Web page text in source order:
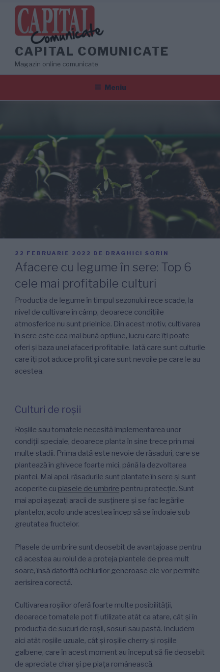
conținut
CAPITAL COMUNICATE
Magazin online comunicate
Meniu
PUBLICAT
PE
22 FEBRUARIE 2022 DE DRAGHICI SORIN
Afacere cu legume în sere: Top 6
cele mai profitabile culturi
Producția de legume în timpul sezonului rece scade, la
nivel de cultivare în câmp, deoarece condițiile
atmosferice nu sunt prielnice. Din acest motiv, cultivarea
în sere este cea mai bună opțiune, lucru care îți poate
oferi și baza unei afaceri profitabile. Iată care sunt culturile
care îți pot aduce profit și care sunt nevoile pe care le au
acestea.
Culturi de roșii
Roșiile sau tomatele necesită implementarea unor
condiții speciale, deoarece planta în sine trece prin mai
multe stadii. Prima dată este nevoie de răsaduri, care se
plantează în ghivece foarte mici, până la dezvoltarea
plantei. Mai apoi, răsadurile sunt plantate în sere și sunt
acoperite cu plasele de umbrire pentru protecție. Sunt
mai apoi așezați aracii de susținere și se fac legările
plantelor, acolo unde acestea încep să se îndoaie sub
greutatea fructelor.
Plasele de umbrire sunt deosebit de avantajoase pentru
că acestea au rolul de a proteja plantele de prea mult
soare, însă datorită ochiurilor generoase ele vor permite
aerisirea corectă.
Cultivarea roșiilor oferă foarte multe posibilității,
deoarece tomatele pot fi utilizate atât ca atare, cât și în
producția de sucuri de roșii, sosuri sau pastă. Includem
aici atât roșiile uzuale, cât și roșiile cherry și roșiile
galbene, care în acest moment au început să fie deosebit
de apreciate chiar și pe piața românească.